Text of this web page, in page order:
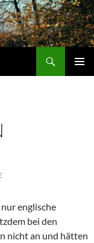
englische
bei den
nicht an und hätten